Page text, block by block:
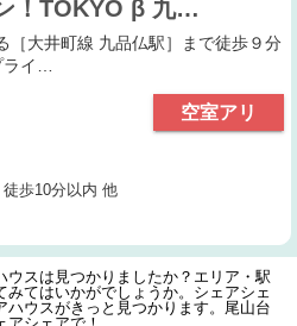
！TOKYO β 九…
［大井町線 九品仏駅］まで徒歩９分
イ…
空室アリ
歩10分以内 他
ウスは見つかりましたか？エリア・駅
てはいかがでしょうか。シェアシェ
ハウスがきっと見つかります。尾山台